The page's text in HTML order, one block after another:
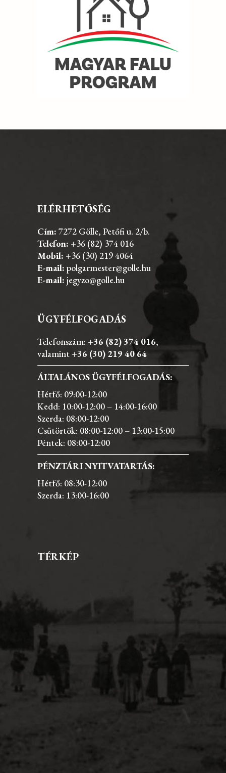
ELÉRHETŐSÉG
Cím: 7272 Gölle, Petőfi u. 2/b.
Telefon: +36 (82) 374 016
Mobil: +36 (30) 219 4064
E-mail: polgarmester@golle.hu
E-mail: jegyzo@golle.hu
ÜGYFÉLFOGADÁS
Telefonszám: +36 (82) 374 016,
valamint+36 (30) 219 40 64
ÁLTALÁNOS ÜGYFÉLFOGADÁS:
Hétfő: 09:00-12:00
Kedd: 10:00-12:00 – 14:00-16:00
Szerda: 08:00-12:00
Csütörtök: 08:00-12:00 – 13:00-15:00
Péntek: 08:00-12:00
PÉNZTÁRI NYITVATARTÁS:
Hétfő: 08:30-12:00
Szerda: 13:00-16:00
TÉRKÉP